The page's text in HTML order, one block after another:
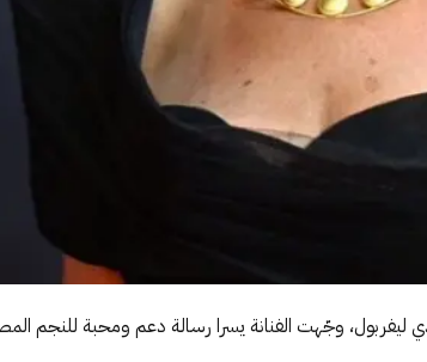
وجّهت الفنانة يسرا رسالة دعم ومحبة للنجم